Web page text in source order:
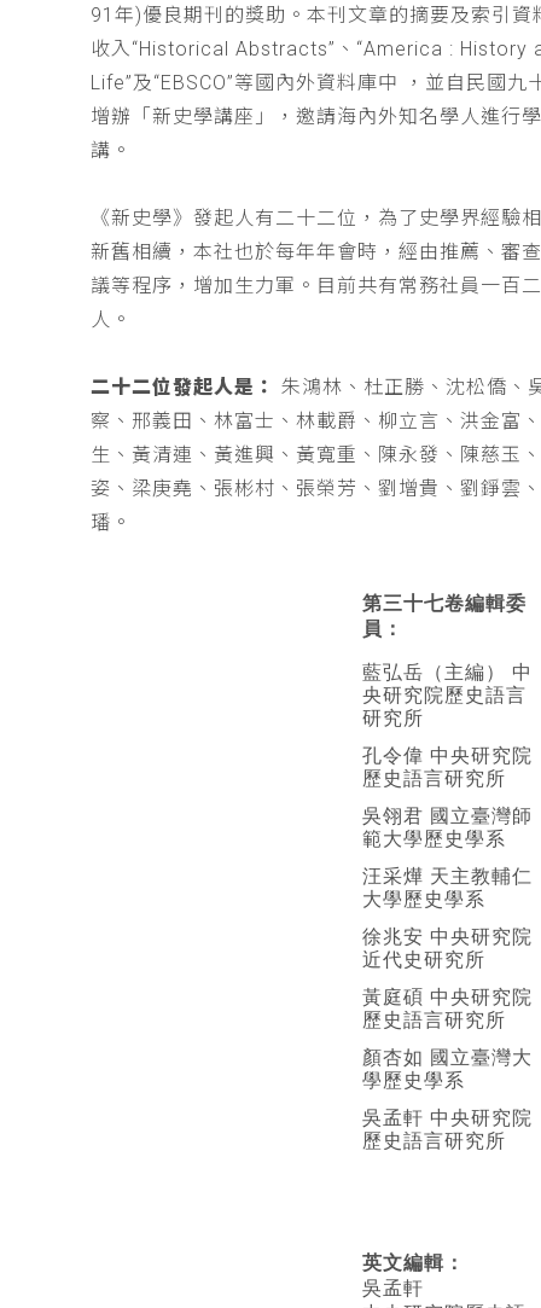
91年)優良期刊的獎助。本刊文章的摘要及索引資
收入“Historical Abstracts”、“America : History
Life”及“EBSCO”等國內外資料庫中 ，並自民國九
增辦「新史學講座」，邀請海內外知名學人進行
講。
《新史學》發起人有二十二位，為了史學界經驗
新舊相續，本社也於每年年會時，經由推薦、審
議等程序，增加生力軍。目前共有常務社員一百
人。
二十二位發起人是：
朱鴻林、杜正勝、沈松僑、
察、邢義田、林富士、林載爵、柳立言、洪金富
生、黃清連、黃進興、黃寬重、陳永發、陳慈玉
姿、梁庚堯、張彬村、張榮芳、劉增貴、劉錚雲
璠。
第三十七卷編輯委
員：
藍弘岳（主編） 中
央研究院歷史語言
研究所
孔令偉 中央研究院
歷史語言研究所
吳翎君 國立臺灣師
範大學歷史學系
汪采燁 天主教輔仁
大學歷史學系
徐兆安 中央研究院
近代史研究所
黃庭碩 中央研究院
歷史語言研究所
顏杏如 國立臺灣大
學歷史學系
吳孟軒 中央研究院
歷史語言研究所
英文編輯 ：
吳孟軒